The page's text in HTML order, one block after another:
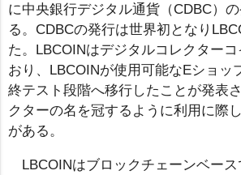
に中央銀行デジタル通貨（CDBC）
る。CDBCの発行は世界初となり
た。LBCOINはデジタルコレクター
おり、LBCOINが使用可能なEショッ
終テスト段階へ移行したことが発表
クターの名を冠するように利用に際
がある。
LBCOINはブロックチェーンベー